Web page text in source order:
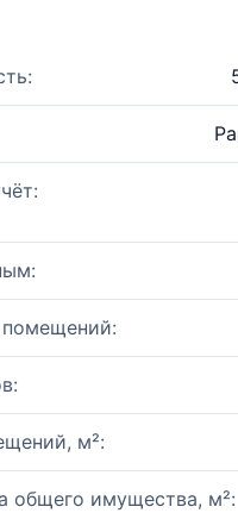
м²:
общего имущества, м²: